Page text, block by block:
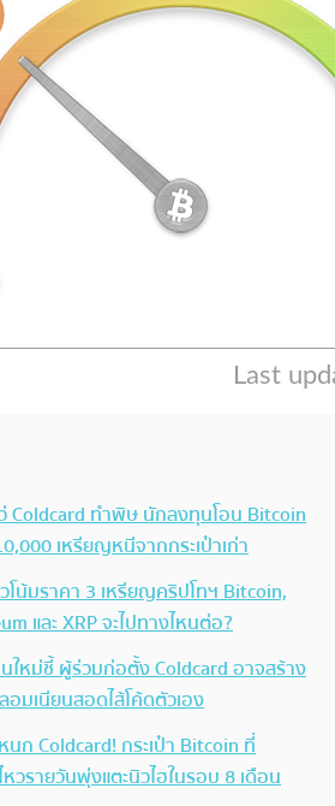
Coldcard ทำพิษ นักลงทุนโอน Bitcoin
เหรียญหนีจากกระเป๋าเก่า
โน้มราคา 3 เหรียญคริปโทฯ Bitcoin,
และ XRP จะไปทางไหนต่อ?
ใหม่ชี้ ผู้ร่วมก่อตั้ง Coldcard อาจสร้าง
มเนียนสอดไส้โค้ดตัวเอง
นก Coldcard! กระเป๋า Bitcoin ที่
หวรายวันพุ่งแตะนิวไฮในรอบ 8 เดือน